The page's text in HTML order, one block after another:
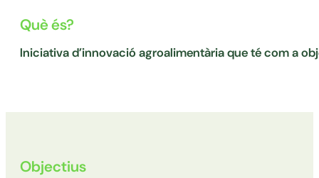
Què és?
Iniciativa d’innovació agroalimentària que té com a
Objectius